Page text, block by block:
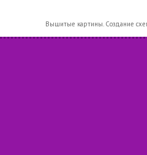
Вышитые картины. Создание